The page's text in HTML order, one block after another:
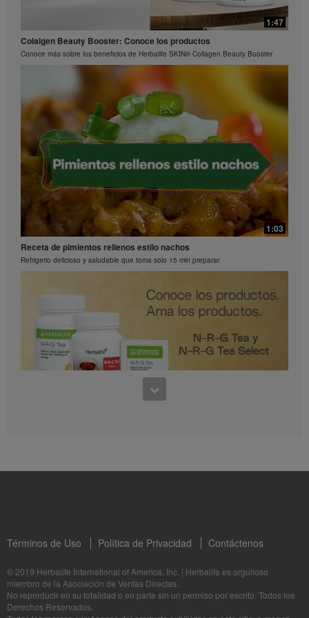
0:29
Preguntas frecuentes sobre Bioniq GO: 3
¿Qué hace diferente a Bioniq GO de un multivitamínico común?
Preguntas frecuentes sobre Bioniq GO: 2
¿Qué contiene Bioniq GO?
Preguntas frecuentes sobre Bioniq GO: 1
1:06
Bioniq GO: Tu salud, Nuestro compromiso personal
Descubre más sobre este suplemento personalizado
1:15
La ciencia detrás de Herbalife24® Rebuild Strength
El rendimiento es una ciencia
1:47
Colalgen Beauty Booster: Conoce los productos
Conoce más sobre los beneficios de Herbalife SKIN® Collagen Beauty Booster
1:03
Receta de pimientos rellenos estilo nachos
Refrigerio delicioso y saludable que toma solo 15 min preparar.
1:05
Términos de Uso Política de Privacidad Contáctenos
© 2019 Herbalife International of America, Inc. | Herbalife es orgulloso
miembro de la Asociación de Ventas Directas.
No reproducir en su totalidad o en parte sin un permiso por escrito. Todos los
Derechos Reservados.